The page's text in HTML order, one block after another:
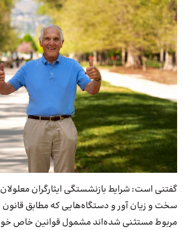
گفتنی است: شرایط بازنشستگی ایثارگران
سخت و زیان آور و دستگاه‌هایی که مطابق
مربوط مستثنی شده‌اند مشمول قوانین خاص